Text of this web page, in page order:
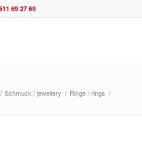
69 27 69
/ Schmuck / jewellery / Ringe / rings /